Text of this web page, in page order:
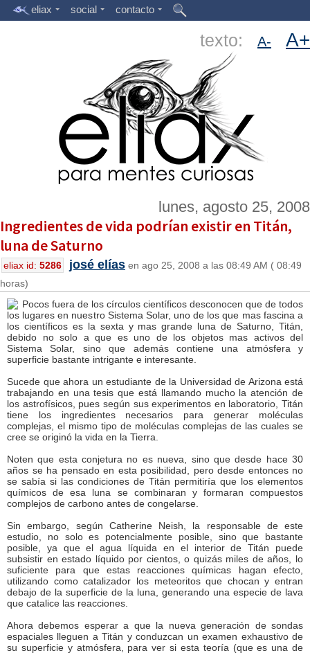
eliax social contacto
texto: A- A+
lunes, agosto 25, 2008
Ingredientes de vida podrían existir en Titán,
luna de Saturno
eliax id: 5286 josé elías en ago 25, 2008 a las 08:49 AM ( 08:49
horas)
Pocos fuera de los círculos científicos desconocen que de todos
los lugares en nuestro Sistema Solar, uno de los que mas fascina a
los científicos es la sexta y mas grande luna de Saturno, Titán,
debido no solo a que es uno de los objetos mas activos del
Sistema Solar, sino que además contiene una atmósfera y
superficie bastante intrigante e interesante.
Sucede que ahora un estudiante de la Universidad de Arizona está
trabajando en una tesis que está llamando mucho la atención de
los astrofísicos, pues según sus experimentos en laboratorio, Titán
tiene los ingredientes necesarios para generar moléculas
complejas, el mismo tipo de moléculas complejas de las cuales se
cree se originó la vida en la Tierra.
Noten que esta conjetura no es nueva, sino que desde hace 30
años se ha pensado en esta posibilidad, pero desde entonces no
se sabía si las condiciones de Titán permitiría que los elementos
químicos de esa luna se combinaran y formaran compuestos
complejos de carbono antes de congelarse.
Sin embargo, según Catherine Neish, la responsable de este
estudio, no solo es potencialmente posible, sino que bastante
posible, ya que el agua líquida en el interior de Titán puede
subsistir en estado líquido por cientos, o quizás miles de años, lo
suficiente para que estas reacciones químicas hagan efecto,
utilizando como catalizador los meteoritos que chocan y entran
debajo de la superficie de la luna, generando una especie de lava
que catalice las reacciones.
Ahora debemos esperar a que la nueva generación de sondas
espaciales lleguen a Titán y conduzcan un examen exhaustivo de
su superficie y atmósfera, para ver si esta teoría (que es una de